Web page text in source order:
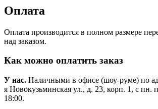
Оплата
Оплата производится в полном размере
над заказом.
Как можно оплатить заказ
У нас. Наличными в офисе (шоу-руме) по
я Новокузьминская ул., д. 23, корп. 1, с пн.
18:00.